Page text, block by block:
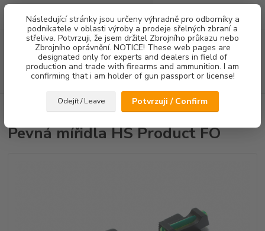
Následující stránky jsou určeny výhradně pro odborníky a
podnikatele v oblasti výroby a prodeje sřelných zbraní a
střeliva. Potvrzuji, že jsem držitel Zbrojního průkazu nebo
Zbrojního oprávnění. NOTICE! These web pages are
designated only for experts and dealers in field of
production and trade with firearms and ammunition. I am
confirming that i am holder of gun passport or license!
Odejít / Leave Potvrzuji / Confirm
Menu
Hledat
za0,00 Kč
Pevná mířidla HS Product FO
Pevná mířidla HS Product FO